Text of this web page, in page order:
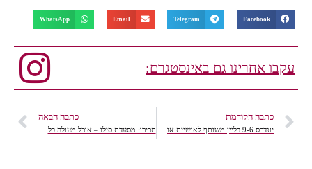
Facebook
Telegram
Email
WhatsApp
עקבו אחרינו גם באינסטגרם:
כתבה הקודמת
יונדרס 9-6 בליין משותף לאושיית אופנה, בקולקציית קפסולה סתיו 2015
כתבה הבאה
תכירו: מסעדת סילו – אוכל מעולה בלב פארק ומפלי מים